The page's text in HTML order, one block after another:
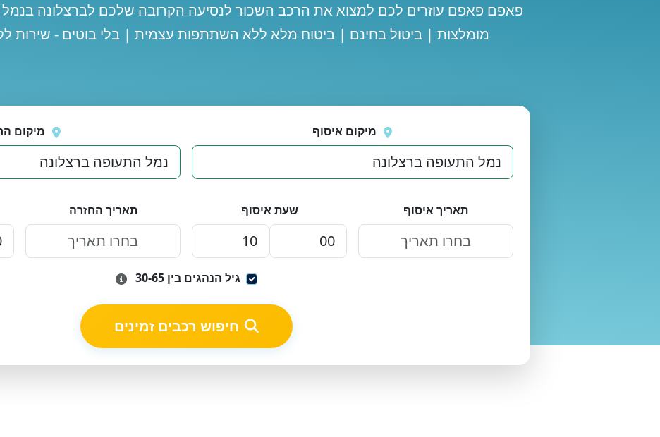
פאפם פאפם עוזרים לכם למצוא את הרכב השכור לנסיעה הקרובה שלכם לברצלונה
מומלצות | ביטול בחינם | ביטוח מלא ללא השתתפות עצמית | בלי בוטים - שירות
מיקום איסוף מיקום
תאריך איסוף שעת איסוף תאריך החזרה
גיל הנהגים בין 30-65
חיפוש רכבים זמינים